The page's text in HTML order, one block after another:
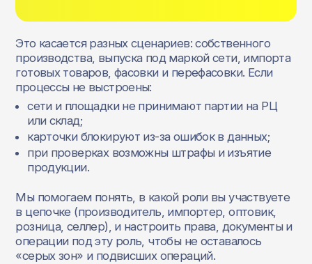
Это касается разных сценариев: собственного
производства, выпуска под маркой сети, импорта
готовых товаров, фасовки и перефасовки. Если
процессы не выстроены:
сети и площадки не принимают партии на РЦ
или склад;
карточки блокируют из‑за ошибок в данных;
при проверках возможны штрафы и изъятие
продукции.
Мы помогаем понять, в какой роли вы участвуете
в цепочке (производитель, импортер, оптовик,
розница, селлер), и настроить права, документы и
операции под эту роль, чтобы не оставалось
«серых зон» и подвисших операций.